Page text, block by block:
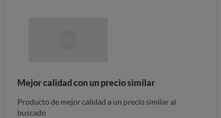
Mejor calidad con un precio similar
Producto de mejor calidad a un precio similar al
buscado